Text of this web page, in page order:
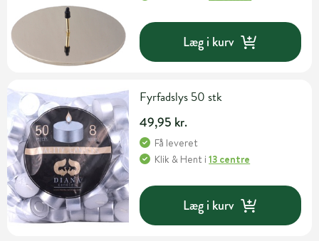
Læg i kurv
Fyrfadslys 50 stk
49,95 kr.
Få leveret
Klik & Hent i13 centre
Læg i kurv